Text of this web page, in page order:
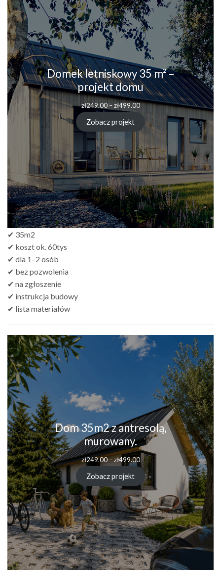
Domek letniskowy 35 m² –
projekt domu
zł249.00 – zł499.00
Zobacz projekt
✔ 35m2
✔ koszt ok. 60tys
✔ dla 1–2 osób
✔ bez pozwolenia
✔ na zgłoszenie
✔ instrukcja budowy
✔ lista materiałów
Dom 35m2 z antresolą,
murowany.
zł249.00–zł499.00
Zobacz projekt